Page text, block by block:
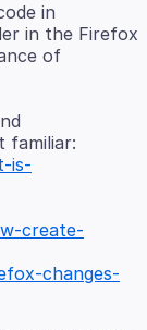
in
in the Firefox
of
familiar:
is-
create-
changes-